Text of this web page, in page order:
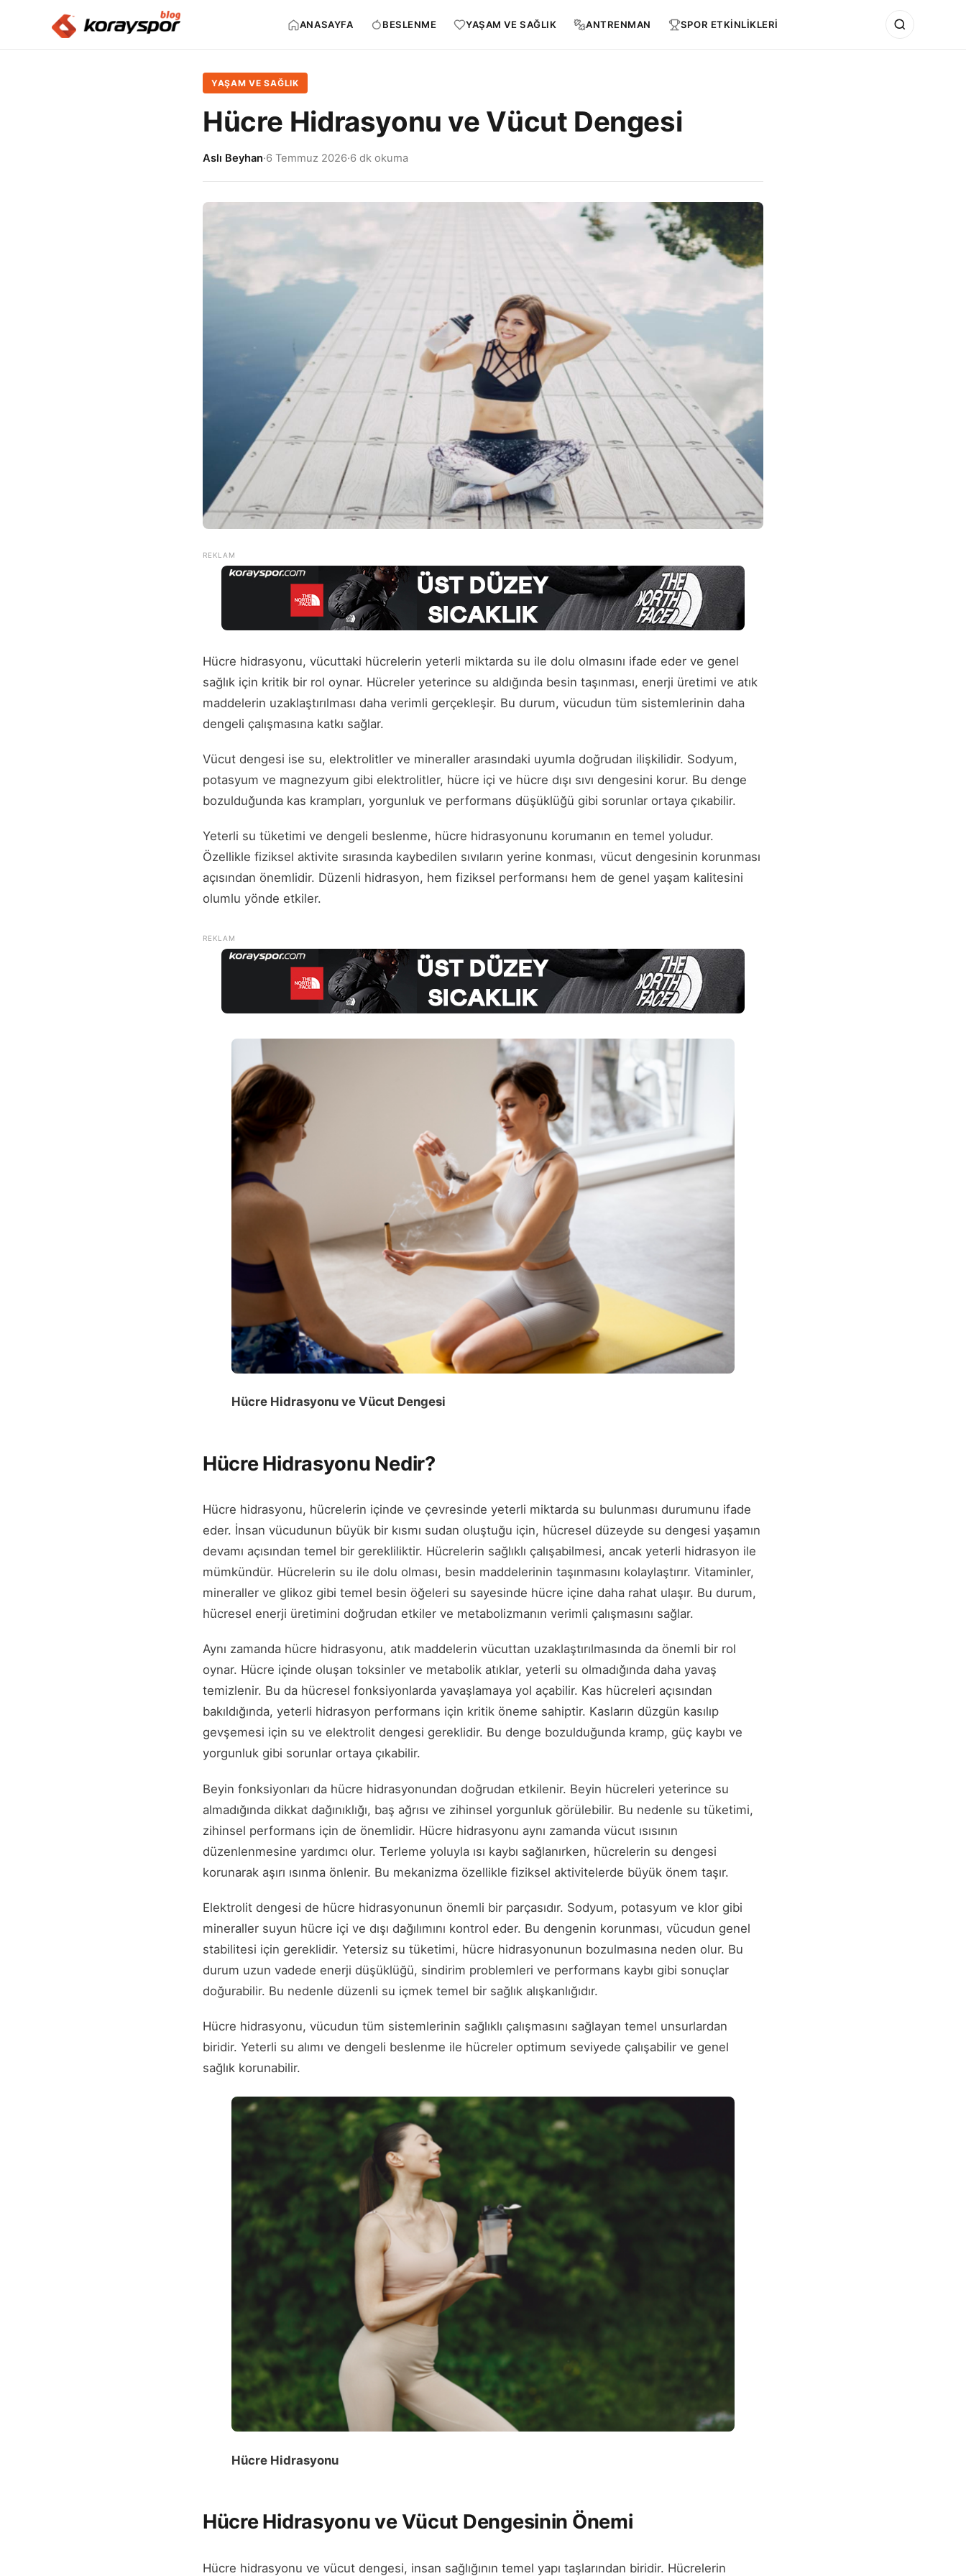
ANASAYFA BESLENME YAŞAM VE SAĞLIK ANTRENMAN SPOR ETKİNLİKLERİ
YAŞAM VE SAĞLIK
Hücre Hidrasyonu ve Vücut Dengesi
Aslı Beyhan·6 Temmuz 2026·6 dk okuma
Hücre hidrasyonu, vücuttaki hücrelerin yeterli miktarda su ile dolu olmasını ifade eder ve genel
sağlık için kritik bir rol oynar. Hücreler yeterince su aldığında besin taşınması, enerji üretimi ve atık
maddelerin uzaklaştırılması daha verimli gerçekleşir. Bu durum, vücudun tüm sistemlerinin daha
dengeli çalışmasına katkı sağlar.
Vücut dengesi ise su, elektrolitler ve mineraller arasındaki uyumla doğrudan ilişkilidir. Sodyum,
potasyum ve magnezyum gibi elektrolitler, hücre içi ve hücre dışı sıvı dengesini korur. Bu denge
bozulduğunda kas krampları, yorgunluk ve performans düşüklüğü gibi sorunlar ortaya çıkabilir.
Yeterli su tüketimi ve dengeli beslenme, hücre hidrasyonunu korumanın en temel yoludur.
Özellikle fiziksel aktivite sırasında kaybedilen sıvıların yerine konması, vücut dengesinin korunması
açısından önemlidir. Düzenli hidrasyon, hem fiziksel performansı hem de genel yaşam kalitesini
olumlu yönde etkiler.
Hücre Hidrasyonu ve Vücut Dengesi
Hücre Hidrasyonu Nedir?
Hücre hidrasyonu, hücrelerin içinde ve çevresinde yeterli miktarda su bulunması durumunu ifade
eder. İnsan vücudunun büyük bir kısmı sudan oluştuğu için, hücresel düzeyde su dengesi yaşamın
devamı açısından temel bir gerekliliktir. Hücrelerin sağlıklı çalışabilmesi, ancak yeterli hidrasyon ile
mümkündür. Hücrelerin su ile dolu olması, besin maddelerinin taşınmasını kolaylaştırır. Vitaminler,
mineraller ve glikoz gibi temel besin öğeleri su sayesinde hücre içine daha rahat ulaşır. Bu durum,
hücresel enerji üretimini doğrudan etkiler ve metabolizmanın verimli çalışmasını sağlar.
Aynı zamanda hücre hidrasyonu, atık maddelerin vücuttan uzaklaştırılmasında da önemli bir rol
oynar. Hücre içinde oluşan toksinler ve metabolik atıklar, yeterli su olmadığında daha yavaş
temizlenir. Bu da hücresel fonksiyonlarda yavaşlamaya yol açabilir. Kas hücreleri açısından
bakıldığında, yeterli hidrasyon performans için kritik öneme sahiptir. Kasların düzgün kasılıp
gevşemesi için su ve elektrolit dengesi gereklidir. Bu denge bozulduğunda kramp, güç kaybı ve
yorgunluk gibi sorunlar ortaya çıkabilir.
Beyin fonksiyonları da hücre hidrasyonundan doğrudan etkilenir. Beyin hücreleri yeterince su
almadığında dikkat dağınıklığı, baş ağrısı ve zihinsel yorgunluk görülebilir. Bu nedenle su tüketimi,
zihinsel performans için de önemlidir. Hücre hidrasyonu aynı zamanda vücut ısısının
düzenlenmesine yardımcı olur. Terleme yoluyla ısı kaybı sağlanırken, hücrelerin su dengesi
korunarak aşırı ısınma önlenir. Bu mekanizma özellikle fiziksel aktivitelerde büyük önem taşır.
Elektrolit dengesi de hücre hidrasyonunun önemli bir parçasıdır. Sodyum, potasyum ve klor gibi
mineraller suyun hücre içi ve dışı dağılımını kontrol eder. Bu dengenin korunması, vücudun genel
stabilitesi için gereklidir. Yetersiz su tüketimi, hücre hidrasyonunun bozulmasına neden olur. Bu
durum uzun vadede enerji düşüklüğü, sindirim problemleri ve performans kaybı gibi sonuçlar
doğurabilir. Bu nedenle düzenli su içmek temel bir sağlık alışkanlığıdır.
Hücre hidrasyonu, vücudun tüm sistemlerinin sağlıklı çalışmasını sağlayan temel unsurlardan
biridir. Yeterli su alımı ve dengeli beslenme ile hücreler optimum seviyede çalışabilir ve genel
sağlık korunabilir.
Hücre Hidrasyonu
Hücre Hidrasyonu ve Vücut Dengesinin Önemi
Hücre hidrasyonu ve vücut dengesi, insan sağlığının temel yapı taşlarından biridir. Hücrelerin